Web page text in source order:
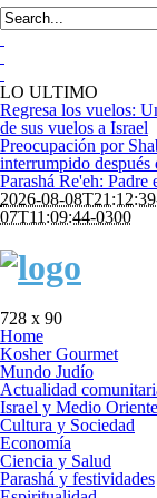
LO ULTIMO
Regresa los vuelos:
de sus vuelos a Israel
Preocupación por
interrumpido después
Parashá Re'eh: Padre
2026-08-
07T11:09:44-0300
728 x 90
Home
Kosher Gourmet
Mundo Judío
Actualidad
Israel y Medio Oriente
Cultura y Sociedad
Economía
Ciencia y Salud
Parashá y festividades